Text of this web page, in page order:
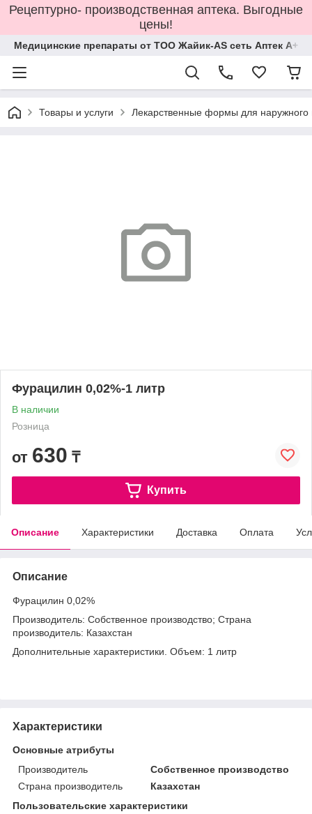
Рецептурно- производственная аптека. Выгодные
цены!
Медицинские препараты от ТОО Жайик-AS сеть Аптек А+
Товары и услуги Лекарственные формы для
Фурацилин 0,02%-1 литр
В наличии
Розница
от 630 ₸
Купить
Описание Характеристики Доставка Оплата
Описание
Фурацилин 0,02%
Производитель: Собственное производство; Страна
производитель: Казахстан
Дополнительные характеристики. Объем: 1 литр
Характеристики
Основные атрибуты
Производитель
Собственное производство
Страна производитель
Казахстан
Пользовательские характеристики